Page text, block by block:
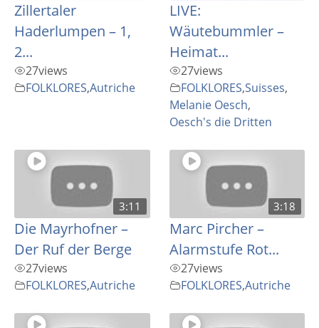
Zillertaler
Haderlumpen – 1,
2...
27views
FOLKLORES,Autriche
LIVE:
Wäutebummler –
Heimat...
27views
FOLKLORES,Suisses,
Melanie Oesch,
Oesch's die Dritten
3:11
Die Mayrhofner –
Der Ruf der Berge
27views
FOLKLORES,Autriche
3:18
Marc Pircher –
Alarmstufe Rot...
27views
FOLKLORES,Autriche